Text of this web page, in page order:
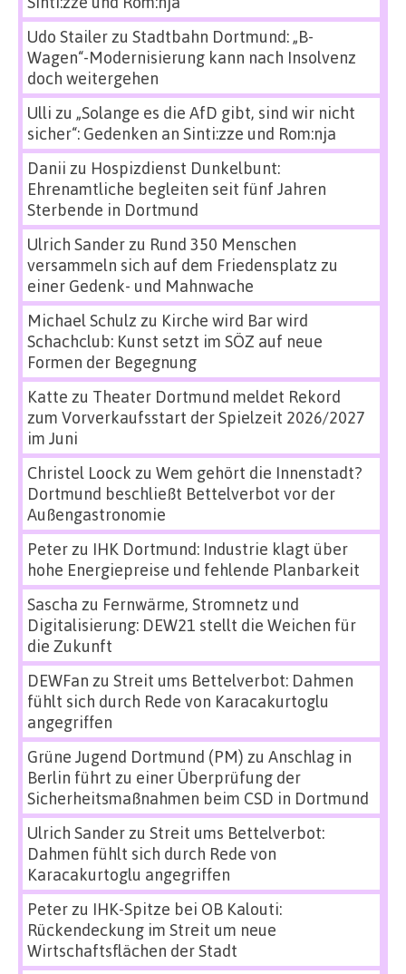
Udo Stailerzu Stadtbahn Dortmund: „B-
Wagen“-Modernisierung kann nach Insolvenz
doch weitergehen
Ulli zu „Solange es die AfD gibt, sind wir nicht
sicher“: Gedenken an Sinti:zze und Rom:nja
Danii zu Hospizdienst Dunkelbunt:
Ehrenamtliche begleiten seit fünf Jahren
Sterbende in Dortmund
Ulrich Sanderzu Rund 350 Menschen
versammeln sich auf dem Friedensplatz zu
einer Gedenk- und Mahnwache
Michael Schulz zu Kirche wird Bar wird
Schachclub: Kunst setzt im SÖZ auf neue
Formen der Begegnung
Katte zu Theater Dortmund meldet Rekord
zum Vorverkaufsstart der Spielzeit 2026/2027
im Juni
Christel Loock zu Wem gehört die Innenstadt?
Dortmund beschließt Bettelverbot vor der
Außengastronomie
Peterzu IHK Dortmund: Industrie klagt über
hohe Energiepreise und fehlende Planbarkeit
Sascha zu Fernwärme, Stromnetz und
Digitalisierung: DEW21 stellt die Weichen für
die Zukunft
DEWFan zu Streit ums Bettelverbot: Dahmen
fühlt sich durch Rede von Karacakurtoglu
angegriffen
Grüne Jugend Dortmund (PM) zu Anschlag in
Berlin führt zu einer Überprüfung der
Sicherheitsmaßnahmen beim CSD in Dortmund
Ulrich Sanderzu Streit ums Bettelverbot:
Dahmen fühlt sich durch Rede von
Karacakurtoglu angegriffen
Peterzu IHK-Spitze bei OB Kalouti:
Rückendeckung im Streit um neue
Wirtschaftsflächen der Stadt